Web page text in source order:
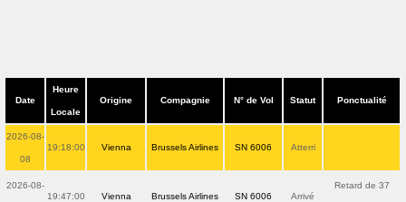
Date
Heure
Locale
Origine Compagnie N° de Vol Statut Ponctualité
2026-08-
08
19:18:00 Vienna Brussels Airlines SN 6006 Atterri
2026-08-
19:47:00 Vienna Brussels Airlines SN 6006 Arrivé
Retard de 37